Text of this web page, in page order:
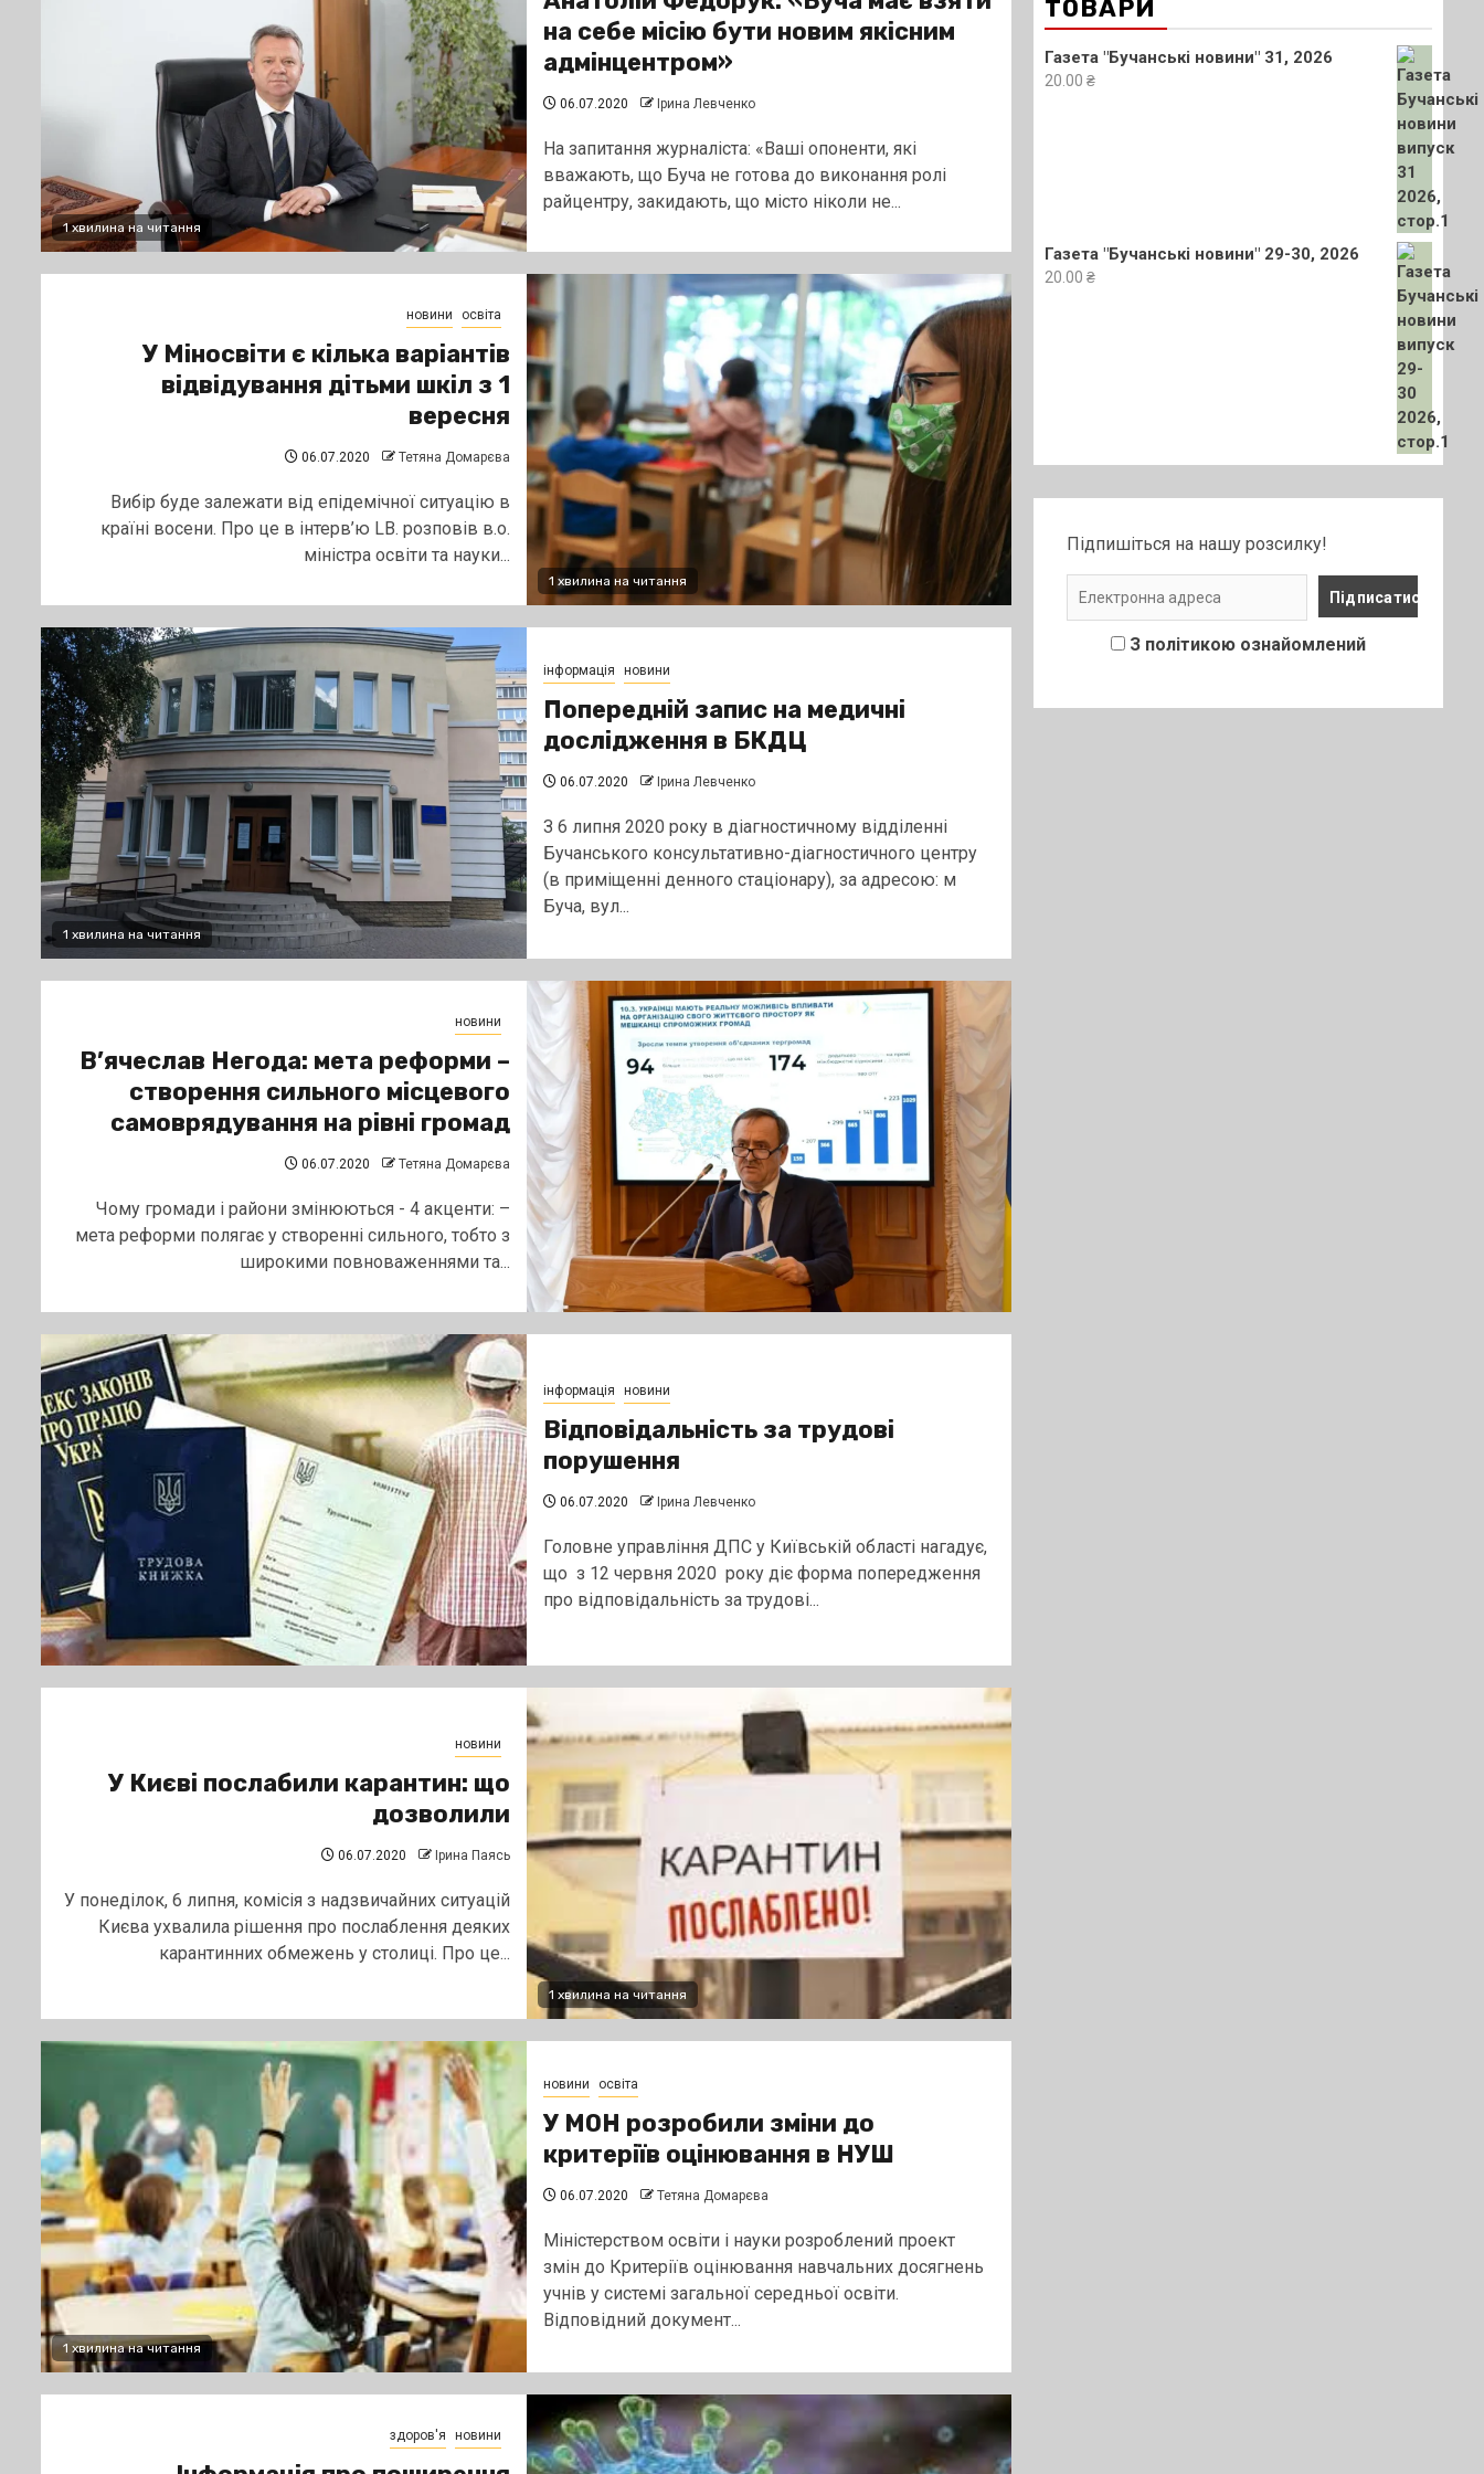
1 хвилина на читання
на себе місію бути новим якісним
адмінцентром»
06.07.2020 Ірина Левченко
На запитання журналіста: «Ваші опоненти, які
вважають, що Буча не готова до виконання ролі
райцентру, закидають, що місто ніколи не...
1 хвилина на читання
новини освіта
У Міносвіти є кілька варіантів
відвідування дітьми шкіл з 1
вересня
06.07.2020 Тетяна Домарєва
Вибір буде залежати від епідемічної ситуацію в
країні восени. Про це в інтерв’ю LB. розповів в.о.
міністра освіти та науки...
1 хвилина на читання
інформація новини
Попередній запис на медичні
дослідження в БКДЦ
06.07.2020 Ірина Левченко
З 6 липня 2020 року в діагностичному відділенні
Бучанського консультативно-діагностичного центру
(в приміщенні денного стаціонару), за адресою: м
Буча, вул...
новини
В’ячеслав Негода: мета реформи –
створення сильного місцевого
самоврядування на рівні громад
06.07.2020 Тетяна Домарєва
Чому громади і райони змінюються - 4 акценти: –
мета реформи полягає у створенні сильного, тобто з
широкими повноваженнями та...
інформація новини
Відповідальність за трудові
порушення
06.07.2020 Ірина Левченко
Головне управління ДПС у Київській області нагадує,
що з 12 червня 2020 року діє форма попередження
про відповідальність за трудові...
1 хвилина на читання
новини
У Києві послабили карантин: що
дозволили
06.07.2020 Ірина Паясь
У понеділок, 6 липня, комісія з надзвичайних ситуацій
Києва ухвалила рішення про послаблення деяких
карантинних обмежень у столиці. Про це...
1 хвилина на читання
новини освіта
У МОН розробили зміни до
критеріїв оцінювання в НУШ
06.07.2020 Тетяна Домарєва
Міністерством освіти і науки розроблений проект
змін до Критеріїв оцінювання навчальних досягнень
учнів у системі загальної середньої освіти.
Відповідний документ...
здоров'я новини
ТОВАРИ
Газета "Бучанські новини" 31, 2026
20.00 ₴
Газета "Бучанські новини" 29-30, 2026
20.00 ₴
Підпишіться на нашу розсилку!
З політикою ознайомлений